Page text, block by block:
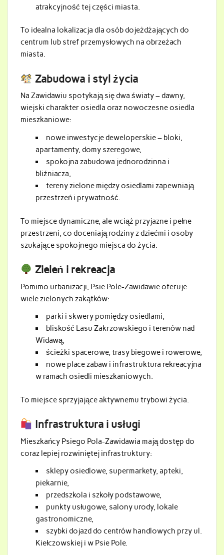
atrakcyjność tej części miasta.
To idealna lokalizacja dla osób dojeżdżających do
centrum lub stref przemysłowych na obrzeżach
miasta.
Zabudowa i styl życia
Na Zawidawiu spotykają się dwa światy – dawny,
wiejski charakter osiedla oraz nowoczesne osiedla
mieszkaniowe:
nowe inwestycje deweloperskie – bloki,
apartamenty, domy szeregowe,
spokojna zabudowa jednorodzinna i
bliźniacza,
tereny zielone między osiedlami zapewniają
przestrzeń i prywatność.
To miejsce dynamiczne, ale wciąż przyjazne i pełne
przestrzeni, co doceniają rodziny z dziećmi i osoby
szukające spokojnego miejsca do życia.
Zieleń i rekreacja
Pomimo urbanizacji, Psie Pole-Zawidawie oferuje
wiele zielonych zakątków:
parki i skwery pomiędzy osiedlami,
bliskość Lasu Zakrzowskiego i terenów nad
Widawą,
ścieżki spacerowe, trasy biegowe i rowerowe,
nowe place zabaw i infrastruktura rekreacyjna
w ramach osiedli mieszkaniowych.
To miejsce sprzyjające aktywnemu trybowi życia.
Infrastruktura i usługi
Mieszkańcy Psiego Pola-Zawidawia mają dostęp do
coraz lepiej rozwiniętej infrastruktury:
sklepy osiedlowe, supermarkety, apteki,
piekarnie,
przedszkola i szkoły podstawowe,
punkty usługowe, salony urody, lokale
gastronomiczne,
szybki dojazd do centrów handlowych przy ul.
Kiełczowskiej i w Psie Pole.